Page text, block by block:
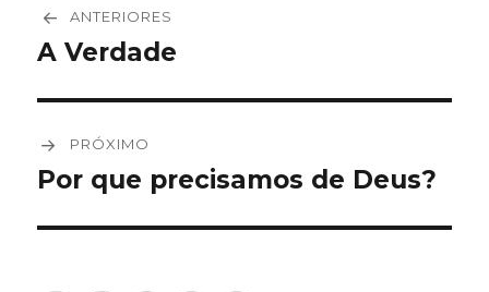
de
ANTERIORES
Post
A Verdade
PRÓXIMO
Próximo
Por que precisamos de Deus?